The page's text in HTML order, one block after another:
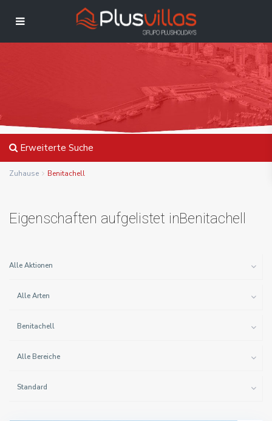
Erweiterte Suche
Zuhause Benitachell
Eigenschaften aufgelistet inBenitachell
Alle Aktionen
Alle Arten
Benitachell
Alle Bereiche
Standard